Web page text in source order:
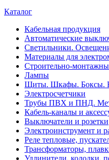
Каталог
Кабельная продукция
Автоматические
Светильники.
Материалы для
Строительно-
Лампы
Щиты. Шкафы. Боксы.
Электросчетчики
Трубы ПВХ и ПНД.
Кабель-каналы и
Выключатели и розетки
Электроинструмент и
Реле тепловые,
Трансформаторы,
Удлинители, колодки,